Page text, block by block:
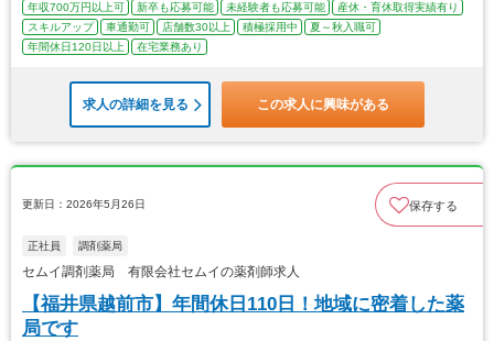
年収700万円以上可 新卒も応募可能 未経験者も応募可能
産休・育休取得実績有り
スキルアップ
車通勤可 店舗数30以上 積極採用中
夏～秋入職可
年間休日120日以上
在宅業務あり
求人の詳細を見る この求人に興味がある
更新日：2026年5月26日 保存する
正社員 調剤薬局
セムイ調剤薬局 有限会社セムイの薬剤師求人
【福井県越前市】年間休日110日！地域に密着した薬
局です